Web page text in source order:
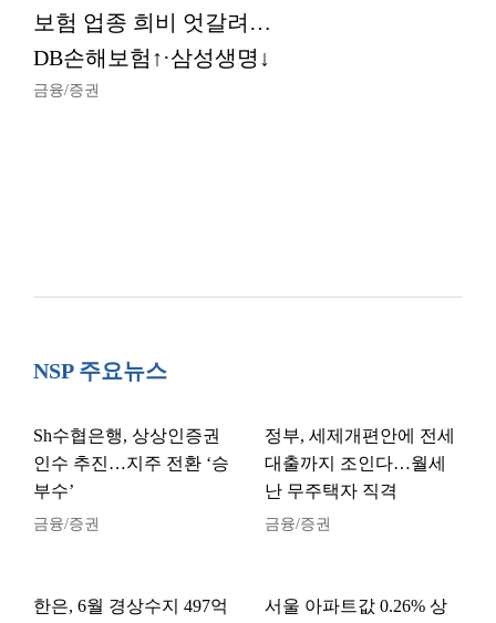
보험 업종 희비 엇갈려…
DB손해보험↑·삼성생명↓
금융/증권
NSP 주요뉴스
Sh수협은행, 상상인증권
인수 추진…지주 전환 ‘승
부수’
금융/증권
정부, 세제개편안에 전세
대출까지 조인다…월세
난 무주택자 직격
금융/증권
한은, 6월 경상수지 497억
서울 아파트값 0.26% 상